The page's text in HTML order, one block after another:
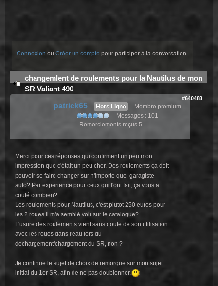
Connexion ouCréer un compte pour participer à la conversation.
changemlent de roulements pour la Nautilus de mon
SR Valiant 490
#640483
patrick65 Hors Ligne
Membre premium
Messages : 101
Remerciements reçus 5
Merci pour ces réponses qui confirment un peu mon
impression que c'était un peu cher. Des roulements ça doit
pouvoir se faire changer sur n'importe quel garagiste
auto? Par expérience pour ceux qui l'ont fait, ça vous a
couté combien?
Les roulements pour Nautilus, c'est plutot 250 euros pour
les 2 roues il m'a semblé voir sur le catalogue?
L'usure des roulements vient sans doute de son utilisation
avec les roues dans l'eau lors du
dechargement/chargement du SR, non ?
Je continue le sujet de choix de remorque sur mon sujet
initial du 1er SR, afin de ne pas doublonner.